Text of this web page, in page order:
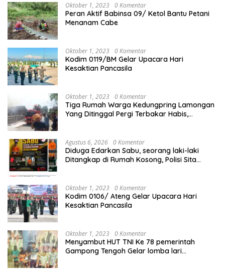
Oktober 1, 2023 0 Komentar
Peran Aktif Babinsa 09/ Ketol Bantu Petani
Menanam Cabe
Oktober 1, 2023 0 Komentar
Kodim 0119/BM Gelar Upacara Hari
Kesaktian Pancasila
Oktober 1, 2023 0 Komentar
Tiga Rumah Warga Kedungpring Lamongan
Yang Ditinggal Pergi Terbakar Habis,
Agustus 6, 2026 0 Komentar
Diduga Edarkan Sabu, seorang laki-laki
Ditangkap di Rumah Kosong, Polisi Sita
Oktober 1, 2023 0 Komentar
Kodim 0106/ Ateng Gelar Upacara Hari
Kesaktian Pancasila
Oktober 1, 2023 0 Komentar
Menyambut HUT TNI Ke 78 pemerintah
Gampong Tengoh Gelar lomba lari